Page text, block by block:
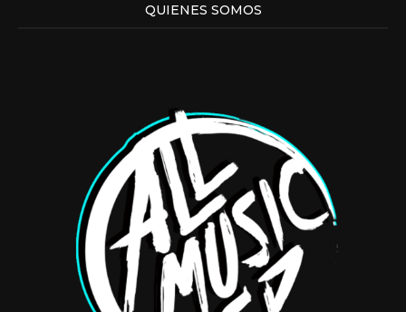
QUIENES SOMOS